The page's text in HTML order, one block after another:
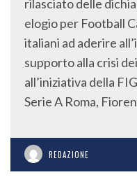
rilasciato delle
elogio per Football
italiani ad aderire
supporto alla crisi
all’iniziativa della
Serie A Roma,
REDAZIONE